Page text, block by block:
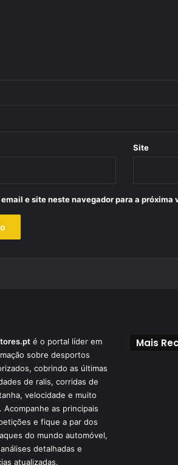
Site
e site neste navegador para a próxima
é o portal líder em
sobre desportos
cobrindo as últimas
de ralis, corridas de
velocidade e muito
Acompanhe as principais
e fique a par dos
do mundo automóvel,
detalhadas e
atualizadas.
Mais